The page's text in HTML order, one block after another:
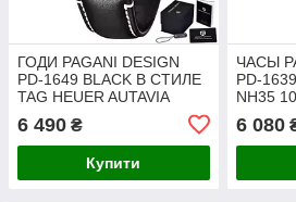
ГОДИ PAGANI DESIGN
PD-1649 BLACK В СТИЛЕ
TAG HEUER AUTAVIA
44MM SEIKO NH35 10ATM
(WR100M) WATER PROOF
6 490 ₴
Купити
ЧАСЫ
PD-
NH35
6 080